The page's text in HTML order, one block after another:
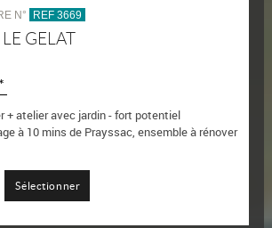
N° REF 3669
GELAT
+ atelier avec jardin - fort potentiel
à 10 mins de Prayssac, ensemble à rénover
Sélectionner